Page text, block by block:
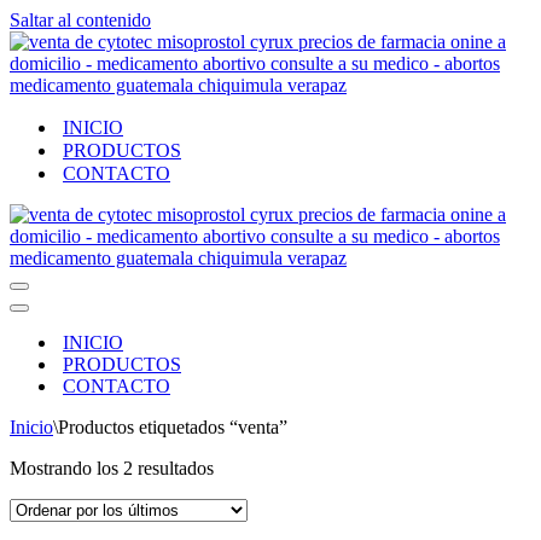
Saltar al contenido
INICIO
PRODUCTOS
CONTACTO
Menú
de
Menú
navegación
INICIO
PRODUCTOS
CONTACTO
Inicio\Productos etiquetados “venta”
Mostrando los 2 resultadosOrdenado
los